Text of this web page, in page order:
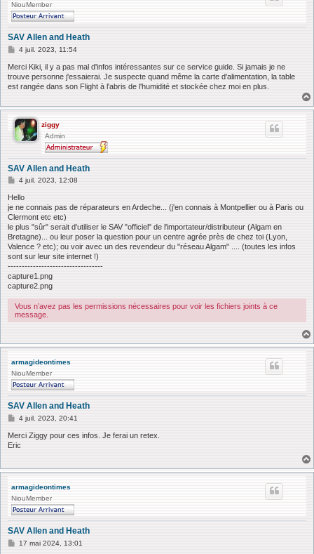
NiouMember
SAV Allen and Heath
M
s
s
g
4 juil. 2023, 11:54
Merci Kiki, il y a pas mal d'infos intéressantes sur ce service guide. Si jamais je ne
trouve personne j'essaierai. Je suspecte quand même la carte d'alimentation, la table
est rangée dans son Flight à l'abris de l'humidité et stockée chez moi en plus.
ziggy
Admin
SAV Allen and Heath
M
s
s
g
e
4 juil. 2023, 12:08
Hello
je ne connais pas de réparateurs en Ardeche... (j'en connais à Montpellier ou à Paris ou
Clermont etc etc)
le plus "sûr" serait d'utiliser le SAV "officiel" de l'importateur/distributeur (Algam en
Bretagne)... ou leur poser la question pour un centre agrée près de chez toi (Lyon,
Valence ? etc); ou voir avec un des revendeur du "réseau Algam" .... (toutes les infos
sont sur leur site internet !)
----------------------------------
capture1.png
capture2.png
Vous n’avez pas les permissions nécessaires pour voir les fichiers joints à ce
message.
armagideontimes
NiouMember
SAV Allen and Heath
M
s
s
e
4 juil. 2023, 20:41
Merci Ziggy pour ces infos. Je ferai un retex.
Eric
armagideontimes
NiouMember
SAV Allen and Heath
M17 mai 2024, 13:01